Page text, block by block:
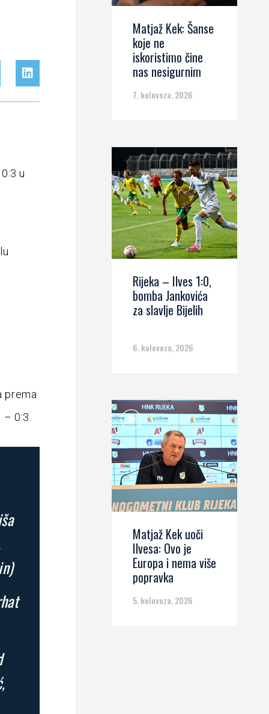
u
prema
0:3.
Matjaž Kek: Šanse
koje ne
iskoristimo čine
nas nesigurnim
7. kolovoza, 2026
Rijeka – Ilves 1:0,
bomba Jankovića
za slavlje Bijelih
6. kolovoza, 2026
Matjaž Kek uoči
Ilvesa: Ovo je
Europa i nema više
popravka
5. kolovoza, 2026